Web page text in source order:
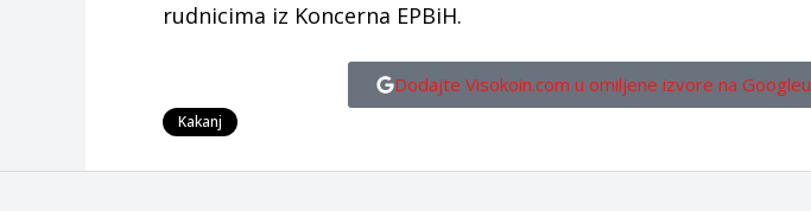
rudnicima iz Koncerna EPBiH.
Dodajte Visokoin.com u omiljene izvore na Googleu
Kakanj